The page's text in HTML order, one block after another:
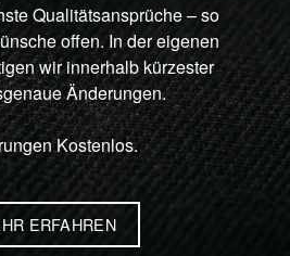
Qualitätsansprüche – so
offen. In der eigenen
wir innerhalb kürzester
Änderungen.
Kostenlos.
ERFAHREN